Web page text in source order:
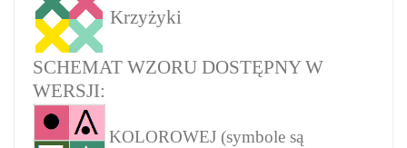
Krzyżyki
SCHEMAT WZORU DOSTĘPNY W
WERSJI:
KOLOROWEJ (symbole są